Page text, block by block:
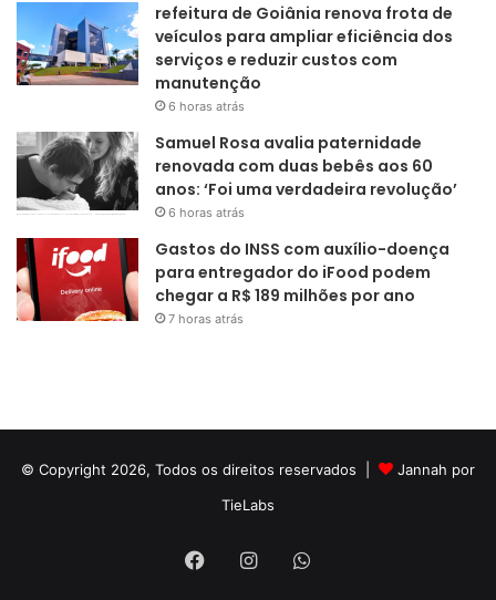
refeitura de Goiânia renova frota de
veículos para ampliar eficiência dos
serviços e reduzir custos com
manutenção
6 horas atrás
Samuel Rosa avalia paternidade
renovada com duas bebês aos 60
anos: ‘Foi uma verdadeira revolução’
6 horas atrás
Gastos do INSS com auxílio-doença
para entregador do iFood podem
chegar a R$ 189 milhões por ano
7 horas atrás
© Copyright 2026, Todos os direitos reservados |
Jannah por
TieLabs
FacebookInstagramWhatsApp